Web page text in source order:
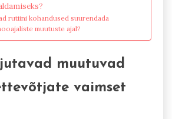
rutiini kohandused suurendada
muutuste ajal?
muutuvad
vaimset